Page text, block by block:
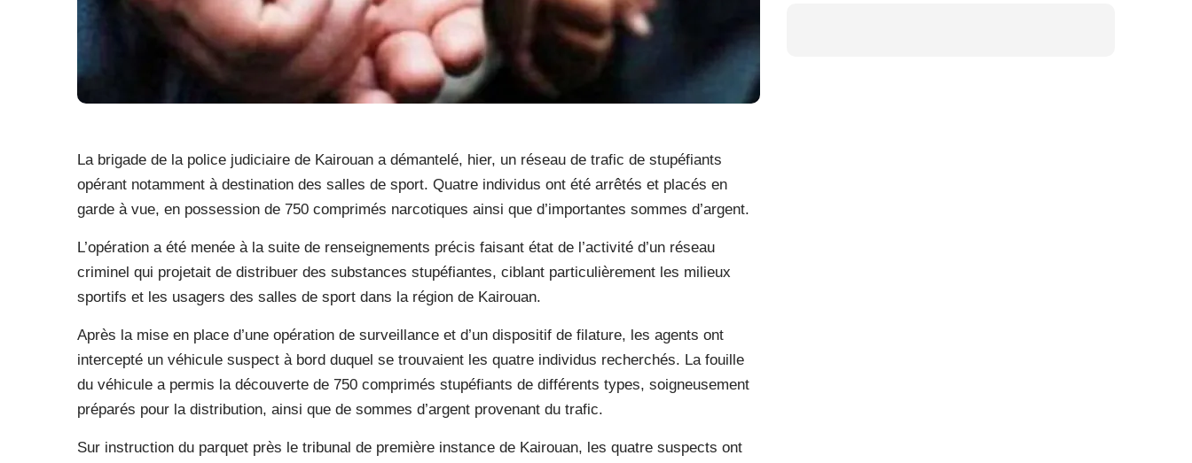
La brigade de la police judiciaire de Kairouan a démantelé, hier, un réseau de trafic de stupéfiants
opérant notamment à destination des salles de sport. Quatre individus ont été arrêtés et placés en
garde à vue, en possession de 750 comprimés narcotiques ainsi que d’importantes sommes d’argent.
L’opération a été menée à la suite de renseignements précis faisant état de l’activité d’un réseau
criminel qui projetait de distribuer des substances stupéfiantes, ciblant particulièrement les milieux
sportifs et les usagers des salles de sport dans la région de Kairouan.
Après la mise en place d’une opération de surveillance et d’un dispositif de filature, les agents ont
intercepté un véhicule suspect à bord duquel se trouvaient les quatre individus recherchés. La fouille
du véhicule a permis la découverte de 750 comprimés stupéfiants de différents types, soigneusement
préparés pour la distribution, ainsi que de sommes d’argent provenant du trafic.
Sur instruction du parquet près le tribunal de première instance de Kairouan, les quatre suspects ont